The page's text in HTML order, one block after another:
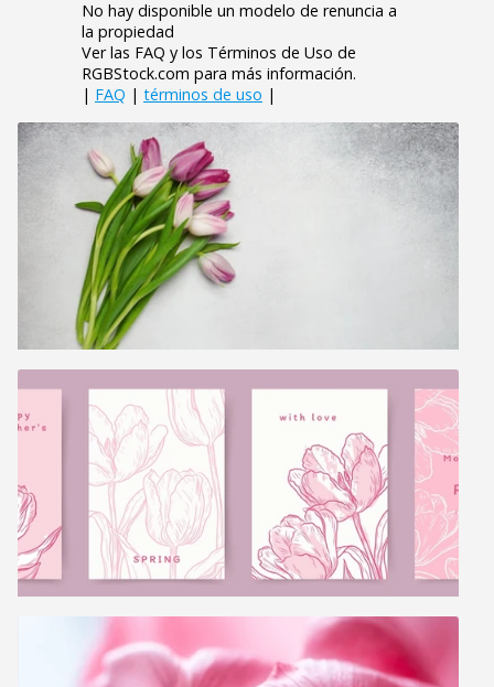
No hay disponible un modelo de renuncia a
la propiedad
Ver las FAQ y los Términos de Uso de
RGBStock.com para más información.
| FAQ | términos de uso |